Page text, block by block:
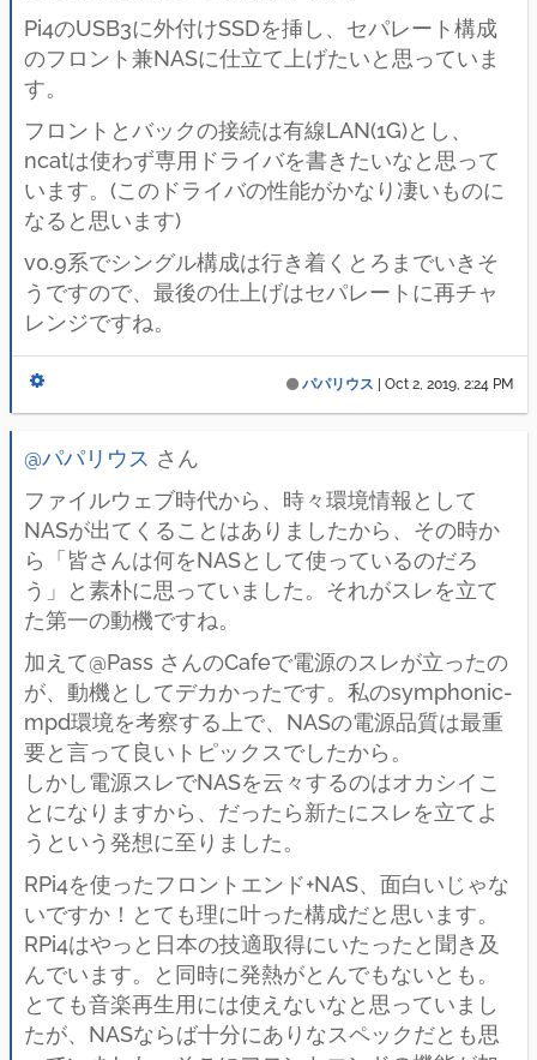
Pi4のUSB3に外付けSSDを挿し、セパレート構成
のフロント兼NASに仕立て上げたいと思っていま
す。
フロントとバックの接続は有線LAN(1G)とし、
ncatは使わず専用ドライバを書きたいなと思って
います。(このドライバの性能がかなり凄いものに
なると思います)
v0.9系でシングル構成は行き着くとろまでいきそ
うですので、最後の仕上げはセパレートに再チャ
レンジですね。
パパリウス Oct 2, 2019, 2:24 PM
@パパリウス さん
ファイルウェブ時代から、時々環境情報として
NASが出てくることはありましたから、その時か
ら「皆さんは何をNASとして使っているのだろ
う」と素朴に思っていました。それがスレを立て
た第一の動機ですね。
加えて@Pass さんのCafeで電源のスレが立ったの
が、動機としてデカかったです。私のsymphonic-
mpd環境を考察する上で、NASの電源品質は最重
要と言って良いトピックスでしたから。
しかし電源スレでNASを云々するのはオカシイこ
とになりますから、だったら新たにスレを立てよ
うという発想に至りました。
RPi4を使ったフロントエンド+NAS、面白いじゃな
いですか！とても理に叶った構成だと思います。
RPi4はやっと日本の技適取得にいたったと聞き及
んでいます。と同時に発熱がとんでもないとも。
とても音楽再生用には使えないなと思っていまし
たが、NASならば十分にありなスペックだとも思